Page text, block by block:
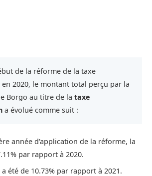
de la réforme de la taxe
2020, le montant total perçu par la
Borgo au titre de la taxe
a évolué comme suit :
année d'application de la réforme, la
par rapport à 2020.
a été de 10.73% par rapport à 2021.